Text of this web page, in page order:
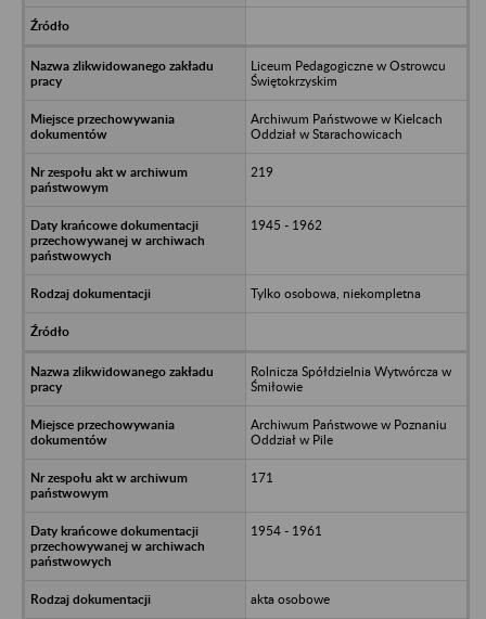
Liceum Pedagogiczne w Ostrowcu
Świętokrzyskim
Archiwum Państwowe w Kielcach
Oddział w Starachowicach
219
1945 - 1962
Tylko osobowa, niekompletna
Rolnicza Spółdzielnia Wytwórcza w
Śmiłowie
Archiwum Państwowe w Poznaniu
Oddział w Pile
171
1954 - 1961
akta osobowe